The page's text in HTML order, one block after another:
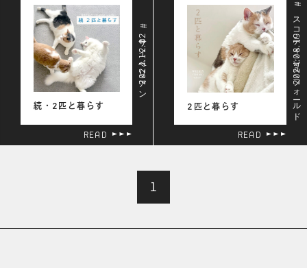
続・2匹と暮らす
2024.12.02
# サイベリアン
READ
2匹と暮らす
2024.08.19
# スコティシュフォールド
READ
1